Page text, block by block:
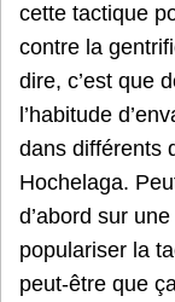
cette tactique
contre la
dire, c’est que
l’habitude
dans différents
Hochelaga.
d’abord sur
populariser la
peut-être que